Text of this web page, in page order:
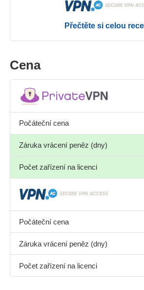
Přečtěte si celou
Cena
Počáteční cena
Záruka vrácení peněz (dny)
Počet zařízení na licenci
Počáteční cena
Záruka vrácení peněz (dny)
Počet zařízení na licenci